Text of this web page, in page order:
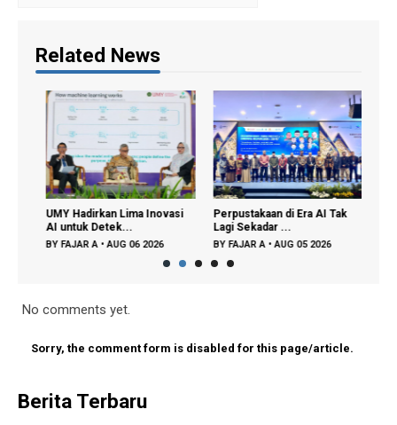
Related News
UMY Hadirkan Lima Inovasi
AI untuk Detek...
BYFAJAR A •AUG 06 2026
Perpustakaan di Era AI Tak
Lagi Sekadar ...
BYFAJAR A •AUG 05 2026
No comments yet.
Sorry, the comment form is disabled for this page/article.
Berita Terbaru